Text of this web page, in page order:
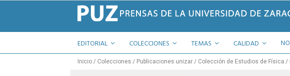
EDITORIAL COLECCIONES TEMAS CALIDAD
Inicio Colecciones Publicaciones unizar Colección de Estudios de Física